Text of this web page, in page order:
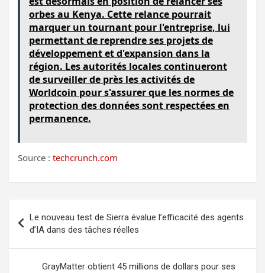
orbes au Kenya. Cette relance pourrait
marquer un tournant pour l'entreprise, lui
permettant de reprendre ses projets de
développement et d'expansion dans la
région. Les autorités locales continueront
de surveiller de près les activités de
Worldcoin pour s'assurer que les normes de
protection des données sont respectées en
permanence.
Source : techcrunch.com
de
l’article
Le nouveau test de Sierra évalue l’efficacité des agents
d’IA dans des tâches réelles
GrayMatter obtient 45 millions de dollars pour ses